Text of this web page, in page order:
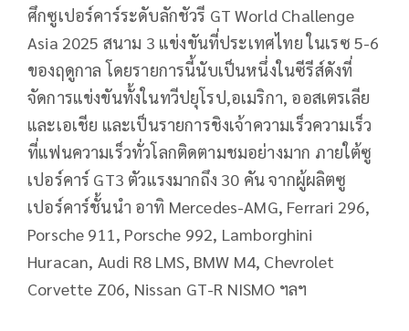
ศึกซูเปอร์คาร์ระดับลักชัวรี GT World Challenge
Asia 2025 สนาม 3 แข่งขันที่ประเทศไทย ในเรซ 5-6
ของฤดูกาล โดยรายการนี้นับเป็นหนึ่งในซีรีส์ดังที่
จัดการแข่งขันทั้งในทวีปยุโรป,อเมริกา, ออสเตรเลีย
และเอเชีย และเป็นรายการชิงเจ้าความเร็วความเร็ว
ที่แฟนความเร็วทั่วโลกติดตามชมอย่างมาก ภายใต้ซู
เปอร์คาร์ GT3 ตัวแรงมากถึง 30 คัน จากผู้ผลิตซู
เปอร์คาร์ชั้นนำ อาทิ Mercedes-AMG, Ferrari 296,
Porsche 911, Porsche 992, Lamborghini
Huracan, Audi R8 LMS, BMW M4, Chevrolet
Corvette Z06, Nissan GT-R NISMO ฯลฯ